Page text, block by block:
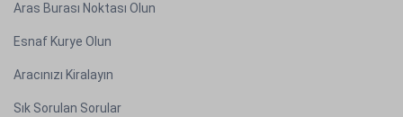
Aras Burası Noktası Olun
Esnaf Kurye Olun
Aracınızı Kiralayın
Sık Sorulan Sorular